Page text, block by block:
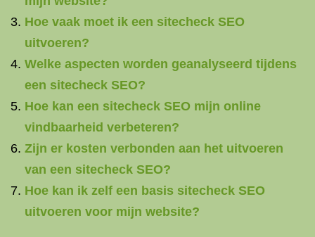
Hoe vaak moet ik een sitecheck SEO
uitvoeren?
Welke aspecten worden geanalyseerd tijdens
een sitecheck SEO?
Hoe kan een sitecheck SEO mijn online
vindbaarheid verbeteren?
Zijn er kosten verbonden aan het uitvoeren
van een sitecheck SEO?
Hoe kan ik zelf een basis sitecheck SEO
uitvoeren voor mijn website?